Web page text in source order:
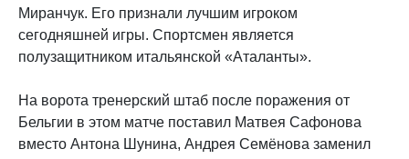
Миранчук. Его признали лучшим игроком
сегодняшней игры. Спортсмен является
полузащитником итальянской «Аталанты».
На ворота тренерский штаб после поражения от
Бельгии в этом матче поставил Матвея Сафонова
вместо Антона Шунина, Андрея Семёнова заменил